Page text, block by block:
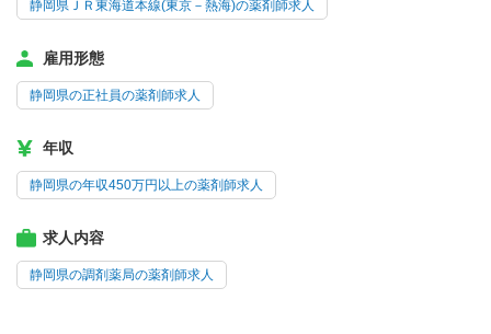
静岡県ＪＲ東海道本線(東京－熱海)の薬剤師求人
雇用形態
静岡県の正社員の薬剤師求人
年収
静岡県の年収450万円以上の薬剤師求人
求人内容
静岡県の調剤薬局の薬剤師求人